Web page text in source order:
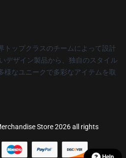
トップクラスのチームによって設計
デザイン製品から、独自のスタイル
様なユニークで多彩なアイテムを取
Store 2026 all rights